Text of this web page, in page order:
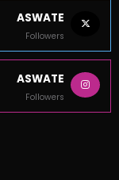
ASWATE
Followers
ASWATE
Followers